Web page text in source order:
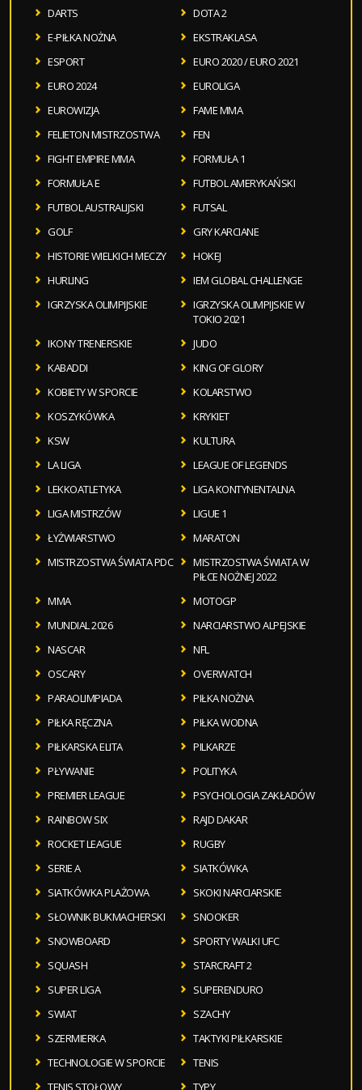
DARTS
DOTA 2
E-PIŁKA NOŻNA
EKSTRAKLASA
ESPORT
EURO 2020 / EURO 2021
EURO 2024
EUROLIGA
EUROWIZJA
FAME MMA
FELIETON MISTRZOSTWA
FEN
FIGHT EMPIRE MMA
FORMUŁA 1
FORMUŁA E
FUTBOL AMERYKAŃSKI
FUTBOL AUSTRALIJSKI
FUTSAL
GOLF
GRY KARCIANE
HISTORIE WIELKICH MECZY
HOKEJ
HURLING
IEM GLOBAL CHALLENGE
IGRZYSKA OLIMPIJSKIE
IGRZYSKA OLIMPIJSKIE W
TOKIO 2021
IKONY TRENERSKIE
JUDO
KABADDI
KING OF GLORY
KOBIETY W SPORCIE
KOLARSTWO
KOSZYKÓWKA
KRYKIET
KSW
KULTURA
LA LIGA
LEAGUE OF LEGENDS
LEKKOATLETYKA
LIGA KONTYNENTALNA
LIGA MISTRZÓW
LIGUE 1
ŁYŻWIARSTWO
MARATON
MISTRZOSTWA ŚWIATA PDC
MISTRZOSTWA ŚWIATA W
PIŁCE NOŻNEJ 2022
MMA
MOTOGP
MUNDIAL 2026
NARCIARSTWO ALPEJSKIE
NASCAR
NFL
OSCARY
OVERWATCH
PARAOLIMPIADA
PIŁKA NOŻNA
PIŁKA RĘCZNA
PIŁKA WODNA
PIŁKARSKA ELITA
PILKARZE
PŁYWANIE
POLITYKA
PREMIER LEAGUE
PSYCHOLOGIA ZAKŁADÓW
RAINBOW SIX
RAJD DAKAR
ROCKET LEAGUE
RUGBY
SERIE A
SIATKÓWKA
SIATKÓWKA PLAŻOWA
SKOKI NARCIARSKIE
SŁOWNIK BUKMACHERSKI
SNOOKER
SNOWBOARD
SPORTY WALKI UFC
SQUASH
STARCRAFT 2
SUPER LIGA
SUPERENDURO
SWIAT
SZACHY
SZERMIERKA
TAKTYKI PIŁKARSKIE
TECHNOLOGIE W SPORCIE
TENIS
TENIS STOŁOWY
TYPY